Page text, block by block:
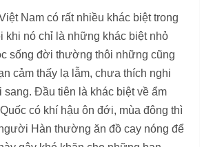
Nam có rất nhiều khác biệt trong
khi nó chỉ là những khác biệt nhỏ
sống đời thường thôi những cũng
cảm thấy lạ lẫm, chưa thích nghi
Đầu tiên là khác biệt về ẩm
có khí hậu ôn đới, mùa đông thì
Hàn thường ăn đồ cay nóng để